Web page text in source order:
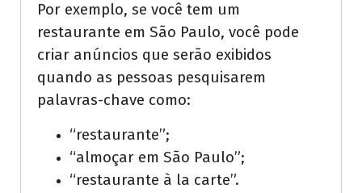
Por exemplo, se você tem um
restaurante em São Paulo, você pode
criar anúncios que serão exibidos
quando as pessoas pesquisarem
palavras-chave como:
“restaurante”;
“almoçar em São Paulo”;
“restaurante à la carte”.